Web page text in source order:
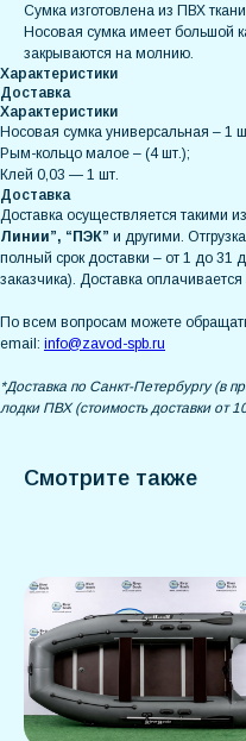
Сумка изготовлена из ПВХ
Носовая сумка имеет большой
закрываются на молнию.
Характеристики
Доставка
Характеристики
Носовая сумка универсальная – 1
Рым-кольцо малое – (4 шт.);
Клей 0,03 — 1 шт.
Доставка
Доставка осуществляется такими
Линии”, “ПЭК” и другими.
полный срок доставки – от 1 до 31
заказчика). Доставка
По всем вопросам можете
email: info@zavod-spb.ru
*Доставка по Санкт-Петербургу (в
лодки ПВХ (стоимость доставки от
Смотрите также